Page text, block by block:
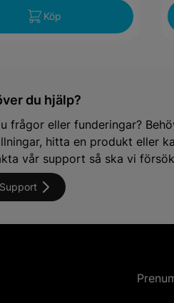
Köp
du hjälp?
frågor eller funderingar?
hitta en produkt eller
vår support så ska vi
Support